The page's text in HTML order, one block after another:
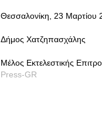
Θεσσαλονίκη, 23 Μαρτίου
Δήμος Χατζηπασχάλης
Μέλος Εκτελεστικής
Press-GR